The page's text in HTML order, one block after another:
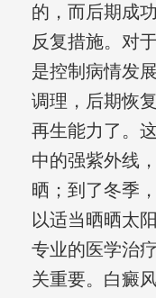
的，而后期成
反复措施。对
是控制病情发
调理，后期恢
再生能力了。
中的强紫外线
晒；到了冬季
以适当晒晒太
专业的医学治
关重要。白癜